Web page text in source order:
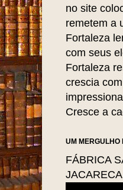
no site
remetem a
Fortaleza
com seus
Fortaleza
crescia
Cresce a
UM MERGULHO
FÁBRICA